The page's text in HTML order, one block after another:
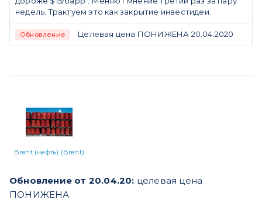
недель. Трактуем это как закрытие инвестидеи.
Обновление Целевая цена ПОНИЖЕНА 20.04.2020
Brent (нефть) (Brent)
Обновление от 20.04.20: целевая цена
ПОНИЖЕНА